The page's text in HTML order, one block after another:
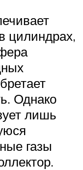
цилиндрах,
Однако
лишь
газы